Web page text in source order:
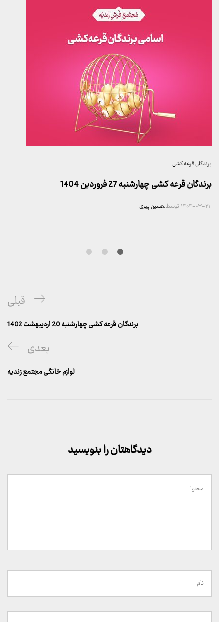
برندگان قرعه کشی
برندگان قرعه کشی چهارشنبه 27 فروردین 1404
۱۴۰۴-۰۳-۲۱ توسطحسین پیری
پست
قبلی
قبلی
برندگان قرعه کشی چهارشنبه 20 اردیبهشت 1402
پست
بعدی
بعدی
لوازم خانگی مجتمع زندیه
دیدگاهتان را بنویسید